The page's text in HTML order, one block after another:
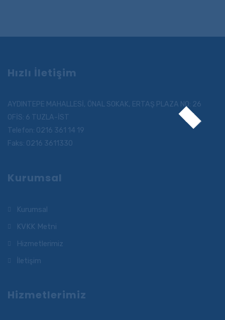
Hızlı İletişim
AYDINTEPE MAHALLESİ, ÖNAL SOKAK, ERTAŞ PLAZA NO: 26
OFİS: 6 TUZLA-İST
Telefon: 0216 361 14 19
Faks: 0216 3611330
Kurumsal
Kurumsal
KVKK Metni
Hizmetlerimiz
İletişim
Hizmetlerimiz